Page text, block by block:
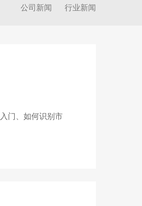
公司新闻 行业新闻
门、如何识别市